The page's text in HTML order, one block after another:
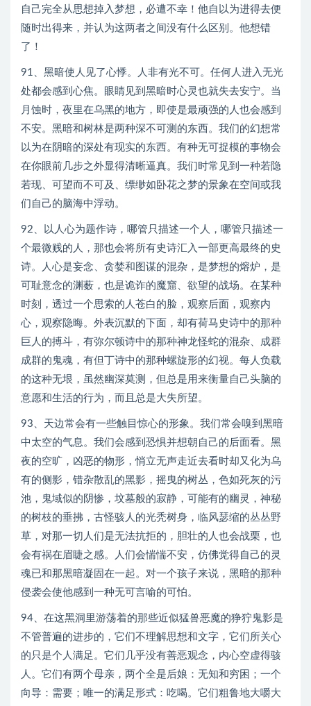
自己完全从思想掉入梦想，必遭不幸！他自以为进得去便
随时出得来，并认为这两者之间没有什么区别。他想错
了！
91、黑暗使人见了心悸。人非有光不可。任何人进入无光
处都会感到心焦。眼睛见到黑暗时心灵也就失去安宁。当
月蚀时，夜里在乌黑的地方，即使是最顽强的人也会感到
不安。黑暗和树林是两种深不可测的东西。我们的幻想常
以为在阴暗的深处有现实的东西。有种无可捉模的事物会
在你眼前几步之外显得清晰逼真。我们时常见到一种若隐
若现、可望而不可及、缥缈如卧花之梦的景象在空间或我
们自己的脑海中浮动。
92、以人心为题作诗，哪管只描述一个人，哪管只描述一
个最微贱的人，那也会将所有史诗汇入一部更高最终的史
诗。人心是妄念、贪婪和图谋的混杂，是梦想的熔炉，是
可耻意念的渊薮，也是诡诈的魔窟、欲望的战场。在某种
时刻，透过一个思索的人苍白的脸，观察后面，观察内
心，观察隐晦。外表沉默的下面，却有荷马史诗中的那种
巨人的搏斗，有弥尔顿诗中的那种神龙怪蛇的混杂、成群
成群的鬼魂，有但丁诗中的那种螺旋形的幻视。每人负载
的这种无垠，虽然幽深莫测，但总是用来衡量自己头脑的
意愿和生活的行为，而且总是大失所望。
93、天边常会有一些触目惊心的形象。我们常会嗅到黑暗
中太空的气息。我们会感到恐惧并想朝自己的后面看。黑
夜的空旷，凶恶的物形，悄立无声走近去看时却又化为乌
有的侧影，错杂散乱的黑影，摇曳的树丛，色如死灰的污
池，鬼域似的阴惨，坟墓般的寂静，可能有的幽灵，神秘
的树枝的垂拂，古怪骇人的光秃树身，临风瑟缩的丛丛野
草，对那一切人们是无法抗拒的，胆壮的人也会战栗，也
会有祸在眉睫之感。人们会惴惴不安，仿佛觉得自己的灵
魂已和那黑暗凝固在一起。对一个孩子来说，黑暗的那种
侵袭会使他感到一种无可言喻的可怕。
94、在这黑洞里游荡着的那些近似猛兽恶魔的狰狞鬼影是
不管普遍的进步的，它们不理解思想和文字，它们所关心
的只是个人满足。它们几乎没有善恶观念，内心空虚得骇
人。它们有两个母亲，两个全是后娘：无知和穷困；一个
向导：需要；唯一的满足形式：吃喝。它们粗鲁地大嚼大